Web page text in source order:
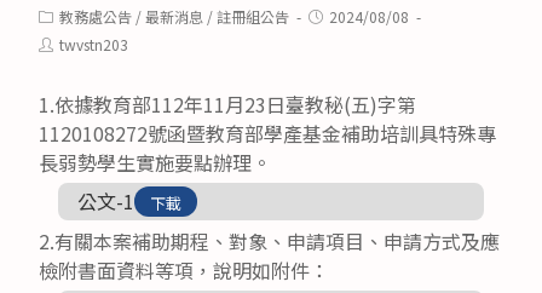
Post
category:
教務處公告 /最新消息 /註冊組公告
Post2024/08/08
Posttwvstn203
1.依據教育部112年11月23日臺教秘(五)字第
1120108272號函暨教育部學產基金補助培訓具特殊專
長弱勢學生實施要點辦理。
公文-1
下載
2.有關本案補助期程、對象、申請項目、申請方式及應
檢附書面資料等項，說明如附件：